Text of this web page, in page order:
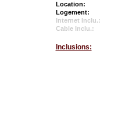
Location:
Logement:
Internet Inclu.:
Cable Inclu.:
Inclusions: